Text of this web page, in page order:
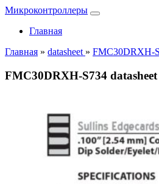
Микроконтроллеры
Главная
Главная » datasheet » FMC30DRXH-
FMC30DRXH-S734 datasheet